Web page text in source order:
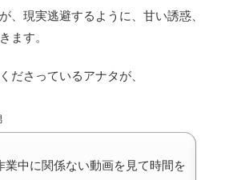
、現実逃避するように、甘い誘惑、
ます。
ださっているアナタが、
業中に関係ない動画を見て時間を